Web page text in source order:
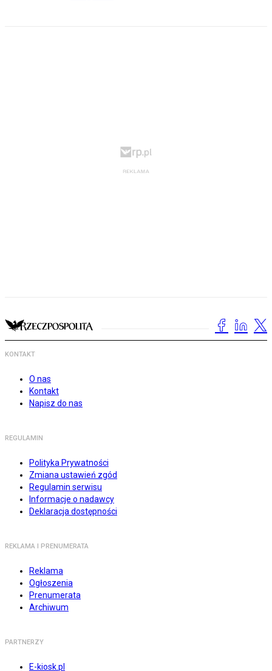
KONTAKT
O nas
Kontakt
Napisz do nas
REGULAMIN
Polityka Prywatności
Zmiana ustawień zgód
Regulamin serwisu
Informacje o nadawcy
Deklaracja dostępności
REKLAMA I PRENUMERATA
Reklama
Ogłoszenia
Prenumerata
Archiwum
PARTNERZY
E-kiosk.pl